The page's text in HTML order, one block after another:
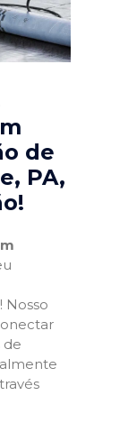
de
PA,
Nosso
de